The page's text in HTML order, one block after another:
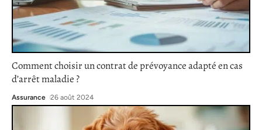
Comment choisir un contrat de prévoyance adapté en cas
d’arrêt maladie ?
Assurance 26 août 2024